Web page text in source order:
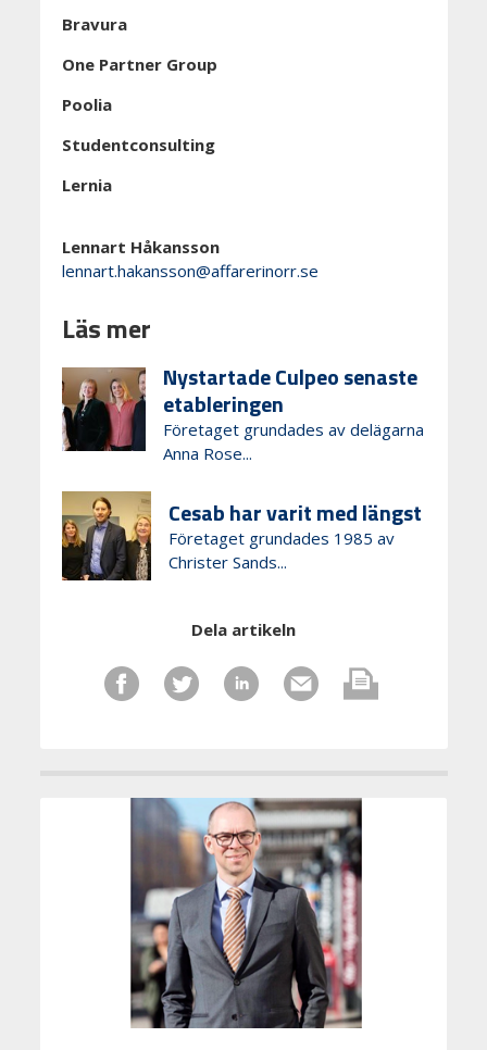
Bravura
One Partner Group
Poolia
Studentconsulting
Lernia
Lennart Håkansson
lennart.hakansson@affarerinorr.se
Läs mer
Nystartade Culpeo senaste
etableringen
Företaget grundades av delägarna
Anna Rose...
Cesab har varit med längst
Företaget grundades 1985 av
Christer Sands...
Dela artikeln